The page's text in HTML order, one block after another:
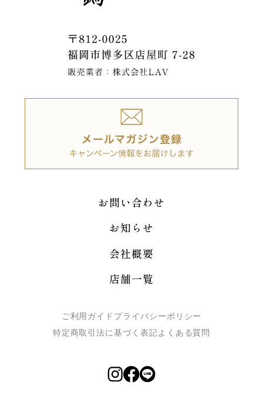
お問い合わせ
お知らせ
会社概要
店舗一覧
ご利用ガイド プライバシーポリシー
特定商取引法に基づく表記よくある質問